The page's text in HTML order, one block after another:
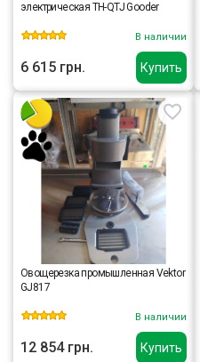
Купить
электрическая TH-QTJ Gooder
В наличии
6 615 грн.
Купить
Овощерезка промышленная Vektor
GJ817
В наличии
12 854 грн.